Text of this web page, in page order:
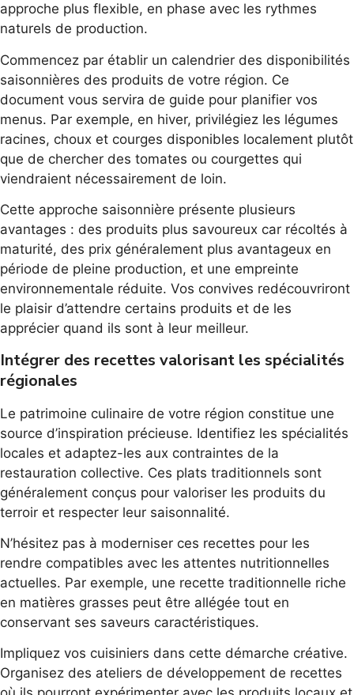
approche plus flexible, en phase avec les rythmes
naturels de production.
Commencez par établir un calendrier des disponibilités
saisonnières des produits de votre région. Ce
document vous servira de guide pour planifier vos
menus. Par exemple, en hiver, privilégiez les légumes
racines, choux et courges disponibles localement plutôt
que de chercher des tomates ou courgettes qui
viendraient nécessairement de loin.
Cette approche saisonnière présente plusieurs
avantages : des produits plus savoureux car récoltés à
maturité, des prix généralement plus avantageux en
période de pleine production, et une empreinte
environnementale réduite. Vos convives redécouvriront
le plaisir d’attendre certains produits et de les
apprécier quand ils sont à leur meilleur.
Intégrer des recettes valorisant les spécialités
régionales
Le patrimoine culinaire de votre région constitue une
source d’inspiration précieuse. Identifiez les spécialités
locales et adaptez-les aux contraintes de la
restauration collective. Ces plats traditionnels sont
généralement conçus pour valoriser les produits du
terroir et respecter leur saisonnalité.
N’hésitez pas à moderniser ces recettes pour les
rendre compatibles avec les attentes nutritionnelles
actuelles. Par exemple, une recette traditionnelle riche
en matières grasses peut être allégée tout en
conservant ses saveurs caractéristiques.
Impliquez vos cuisiniers dans cette démarche créative.
Organisez des ateliers de développement de recettes